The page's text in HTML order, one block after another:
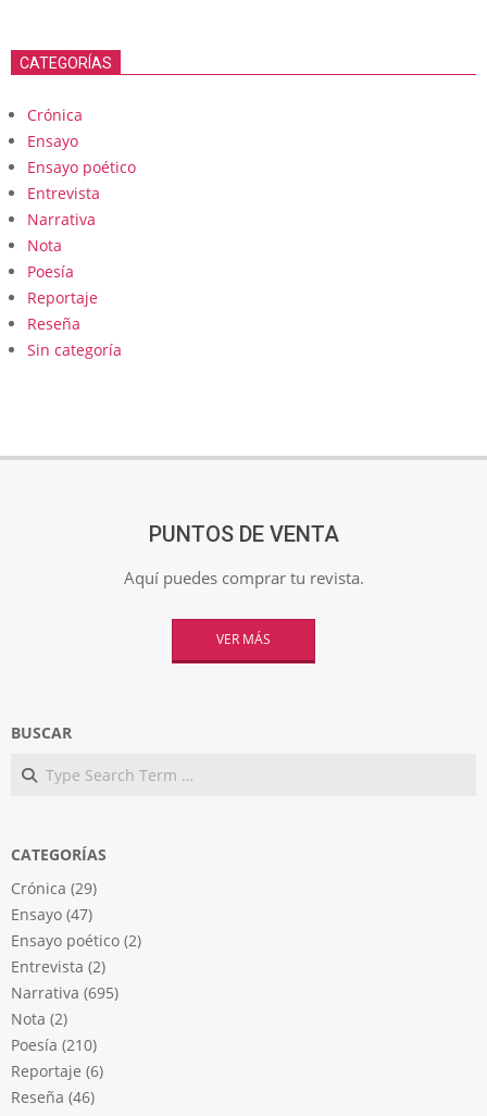
CATEGORÍAS
Crónica
Ensayo
Ensayo poético
Entrevista
Narrativa
Nota
Poesía
Reportaje
Reseña
Sin categoría
PUNTOS DE VENTA
Aquí puedes comprar tu revista.
VER MÁS
BUSCAR
Search
CATEGORÍAS
Crónica (29)
Ensayo (47)
Ensayo poético (2)
Entrevista (2)
Narrativa (695)
Nota (2)
Poesía (210)
Reportaje (6)
Reseña (46)